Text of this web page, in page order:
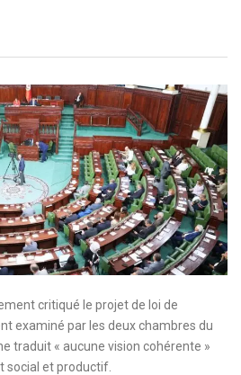
critiqué le projet de loi de
examiné par les deux chambres du
traduit « aucune vision cohérente »
social et productif.